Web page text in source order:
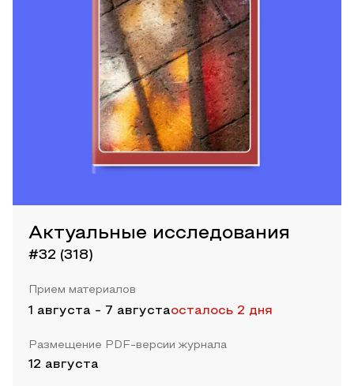
Актуальные исследования
#32 (318)
Прием материалов
1 августа - 7 августаосталось 2 дня
Размещение PDF-версии журнала
12 августа